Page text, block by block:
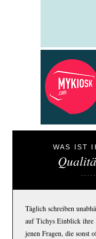
WAS IST
Täglich schreiben
auf Tichys Einblick ihre
jenen Fragen, die sonst